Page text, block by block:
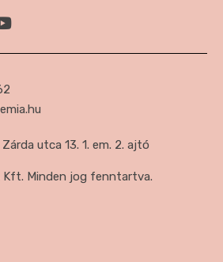
utca 13. 1. em. 2. ajtó
Kft. Minden jog fenntartva.